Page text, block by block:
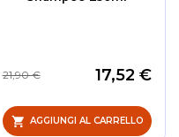
17,52 €
21,90 €
AGGIUNGI AL CARRELLO